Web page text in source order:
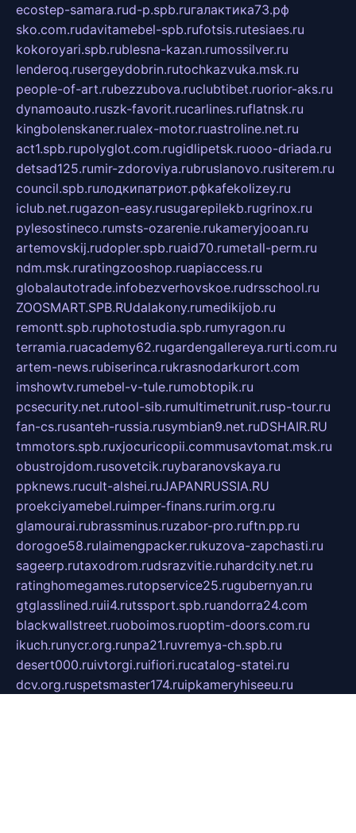
ecostep-samara.rud-p.spb.ruгалактика73.рф
sko.com.rudavitamebel-spb.rufotsis.rutesiaes.ru
kokoroyari.spb.rublesna-kazan.rumossilver.ru
lenderoq.rusergeydobrin.rutochkazvuka.msk.ru
people-of-art.rubezzubova.ruclubtibet.ruorior-aks.ru
dynamoauto.ruszk-favorit.rucarlines.ruflatnsk.ru
kingbolenskaner.rualex-motor.ruastroline.net.ru
act1.spb.rupolyglot.com.rugidlipetsk.ruooo-driada.ru
detsad125.rumir-zdoroviya.rubruslanovo.rusiterem.ru
council.spb.ruлодкипатриот.рфkafekolizey.ru
iclub.net.rugazon-easy.rusugarepilekb.rugrinox.ru
pylesostineco.rumsts-ozarenie.rukameryjooan.ru
artemovskij.rudopler.spb.ruaid70.rumetall-perm.ru
ndm.msk.ruratingzooshop.ruapiaccess.ru
globalautotrade.infobezverhovskoe.rudrsschool.ru
ZOOSMART.SPB.RUdalakony.rumedikijob.ru
remontt.spb.ruphotostudia.spb.rumyragon.ru
terramia.ruacademy62.rugardengallereya.rurti.com.ru
artem-news.rubiserinca.rukrasnodarkurort.com
imshowtv.rumebel-v-tule.rumobtopik.ru
pcsecurity.net.rutool-sib.rumultimetrunit.rusp-tour.ru
fan-cs.rusanteh-russia.rusymbian9.net.ruDSHAIR.RU
tmmotors.spb.ruxjocuricopii.commusavtomat.msk.ru
obustrojdom.rusovetcik.ruybaranovskaya.ru
ppknews.rucult-alshei.ruJAPANRUSSIA.RU
proekciyamebel.ruimper-finans.rurim.org.ru
glamourai.rubrassminus.ruzabor-pro.ruftn.pp.ru
dorogoe58.rulaimengpacker.rukuzova-zapchasti.ru
sageerp.rutaxodrom.rudsrazvitie.ruhardcity.net.ru
ratinghomegames.rutopservice25.rugubernyan.ru
gtglasslined.ruii4.rutssport.spb.ruandorra24.com
blackwallstreet.ruoboimos.ruoptim-doors.com.ru
ikuch.runycr.org.runpa21.ruvremya-ch.spb.ru
desert000.ruivtorgi.ruifiori.rucatalog-statei.ru
dcv.org.ruspetsmaster174.ruipkameryhiseeu.ru